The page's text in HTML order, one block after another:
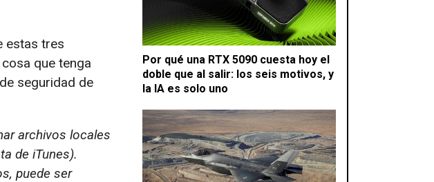
Por qué una RTX 5090 cuesta hoy el
doble que al salir: los seis motivos, y
la IA es solo uno
estas tres
que tenga
seguridad de
archivos locales
de iTunes).
puede ser